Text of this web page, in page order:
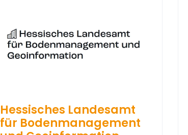
Hessisches Landesamt
für Bodenmanagement